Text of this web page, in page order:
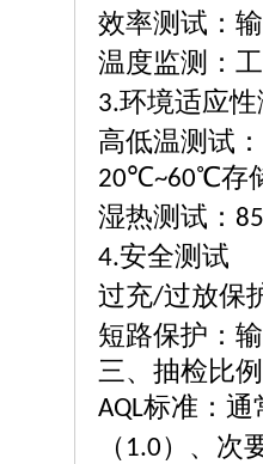
效率测试：
温度监测：
3.环境适应
高低温测试：
20℃~60℃存
湿热测试：
4.安全测试
过充/过放保
短路保护：
三、抽检比
AQL标准：通
（ 1.0）、次